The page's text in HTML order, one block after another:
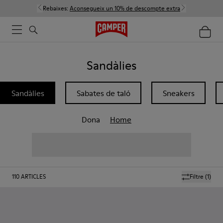
Rebaixes: Aconsegueix un 10% de descompte extra
Sandàlies
Sandàlies Sabates de taló Sneakers
Dona Home
Filtre (1)
110ARTICLES